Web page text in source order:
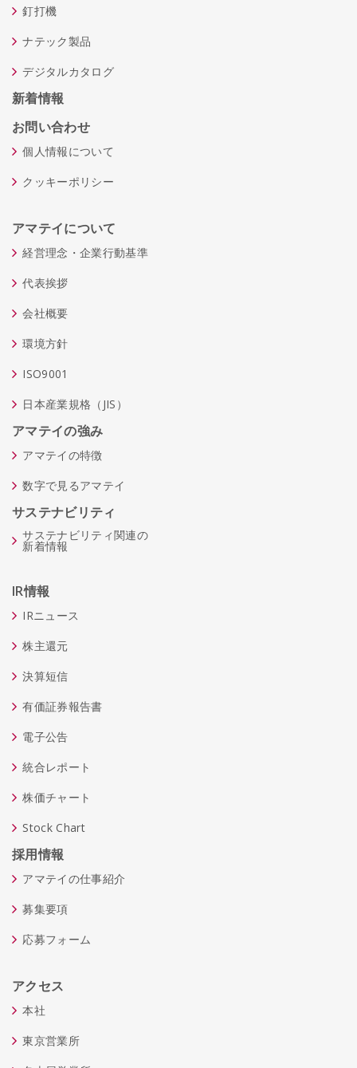
釘打機
ナテック製品
デジタルカタログ
新着情報
お問い合わせ
個人情報について
クッキーポリシー
アマテイについて
経営理念・企業行動基準
代表挨拶
会社概要
環境方針
ISO9001
日本産業規格（JIS）
アマテイの強み
アマテイの特徴
数字で見るアマテイ
サステナビリティ
サステナビリティ関連の
新着情報
IR情報
IRニュース
株主還元
決算短信
有価証券報告書
電子公告
統合レポート
株価チャート
Stock Chart
採用情報
アマテイの仕事紹介
募集要項
応募フォーム
アクセス
本社
東京営業所